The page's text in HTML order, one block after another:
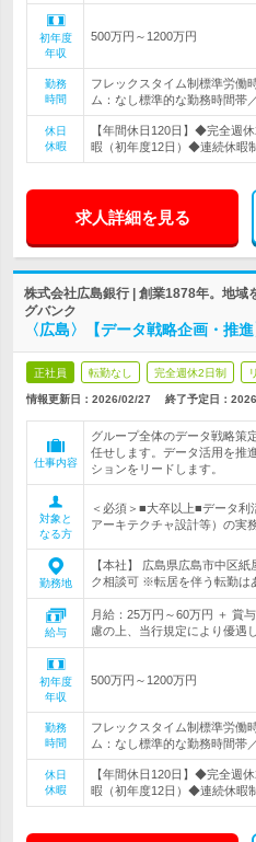
初年度
年収
500万円～1200万円
勤務
時間
フレックスタイム制標準労働
ム：なし標準的な勤務時間帯
休日
休暇
【年間休日120日】◆完全週
暇（初年度12日）◆連続休暇
求人詳細を見る
株式会社広島銀行 | 創業1878年。地域
グバンク
〈広島〉【データ戦略企画・推
正社員 転勤なし 完全週休2日制
情報更新日：2026/02/27 終了予定日：
仕事内容
グループ全体のデータ戦略策
任せします。データ活用を推
ションをリードします。
対象と
なる方
＜必須＞■大卒以上■データ利
アーキテクチャ設計等）の実
勤務地
【本社】 広島県広島市中区
ク相談可 ※転居を伴う転勤は
給与
月給：25万円～60万円 ＋ 賞
慮の上、当行規定により優遇
初年度
年収
500万円～1200万円
勤務
時間
フレックスタイム制標準労働
ム：なし標準的な勤務時間帯
休日
休暇
【年間休日120日】◆完全週
暇（初年度12日）◆連続休暇